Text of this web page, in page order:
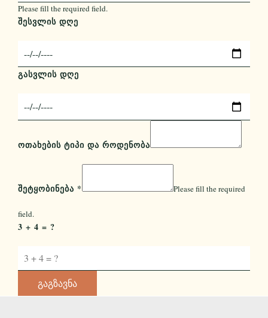
Please fill the required field.
ᲨᲔᲡᲕᲚᲘᲡ ᲓᲦᲔ
ᲒᲐᲡᲕᲚᲘᲡ ᲓᲦᲔ
ᲝᲗᲐᲮᲔᲑᲘᲡ ᲢᲘᲞᲘ ᲓᲐ ᲠᲝᲓᲔᲜᲝᲑᲐ
ᲨᲔᲢᲧᲝᲑᲘᲜᲔᲑᲐ * Please fill the required
field.
3 + 4 = ?
Გაგზავნა